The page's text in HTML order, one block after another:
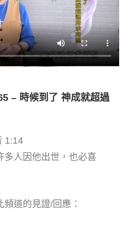
– 時候到了 神成就超過
1:14
多人因他出世，也必喜
道的見證/回應：